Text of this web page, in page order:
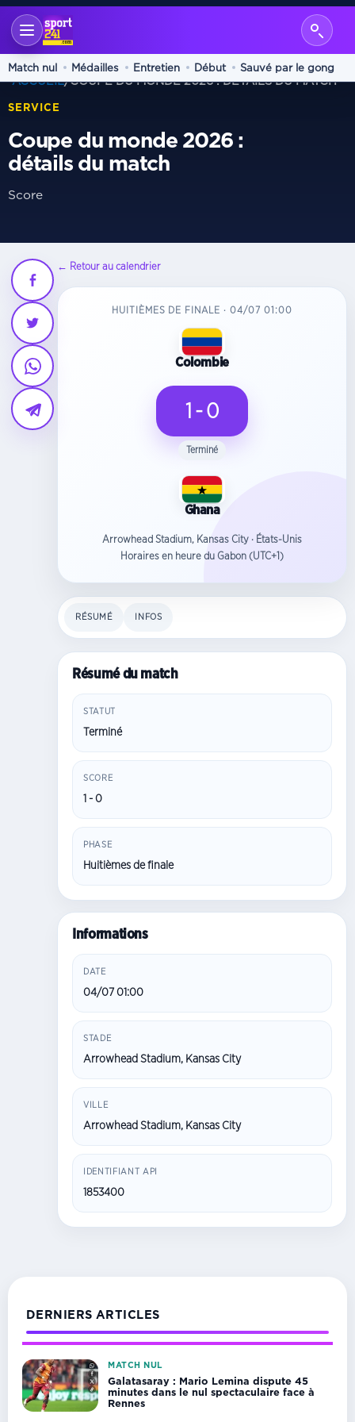
Match nul Médailles Entretien Début Sauvé par le gong
ACCUEIL/COUPE DU MONDE 2026 : DÉTAILS DU MATCH
SERVICE
Coupe du monde 2026 :
détails du match
Score
← Retour au calendrier
HUITIÈMES DE FINALE · 04/07 01:00
Colombie
1 - 0
Terminé
Ghana
Arrowhead Stadium, Kansas City · États-Unis
Horaires en heure du Gabon (UTC+1)
RÉSUMÉ INFOS
Résumé du match
STATUT
Terminé
SCORE
1 - 0
PHASE
Huitièmes de finale
Informations
DATE
04/07 01:00
STADE
Arrowhead Stadium, Kansas City
VILLE
Arrowhead Stadium, Kansas City
IDENTIFIANT API
1853400
DERNIERS ARTICLES
MATCH NUL
Galatasaray : Mario Lemina dispute 45
minutes dans le nul spectaculaire face à
Rennes